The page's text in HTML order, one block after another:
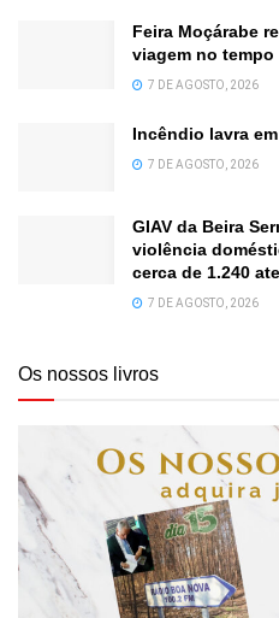
Feira Moçárabe
viagem no tempo
7 DE AGOSTO, 2026
Incêndio lavra
7 DE AGOSTO, 2026
GIAV da Beira
violência
cerca de 1.240
7 DE AGOSTO, 2026
Os nossos livros